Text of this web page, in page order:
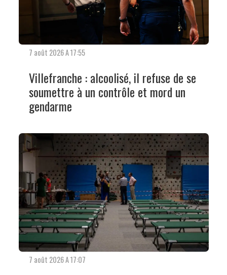
7 août 2026 A 17:55
Villefranche : alcoolisé, il refuse de se
soumettre à un contrôle et mord un
gendarme
7 août 2026 A 17:07